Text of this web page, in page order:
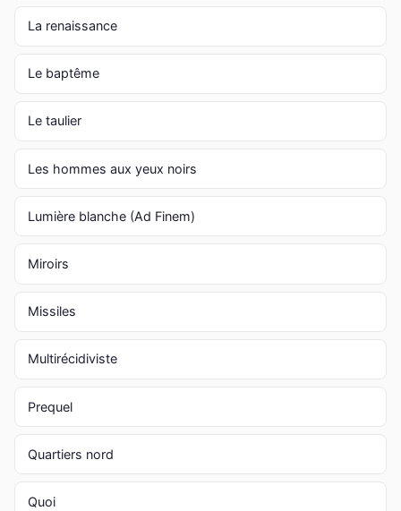
La renaissance
Le baptême
Le taulier
Les hommes aux yeux noirs
Lumière blanche (Ad Finem)
Miroirs
Missiles
Multirécidiviste
Prequel
Quartiers nord
Quoi